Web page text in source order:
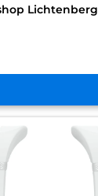
Lichtenberg